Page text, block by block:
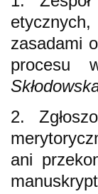
zasadami
procesu
2.
ani